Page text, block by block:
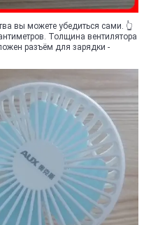
вы можете убедиться сами. 👆
Толщина вентилятора
разъём для зарядки -